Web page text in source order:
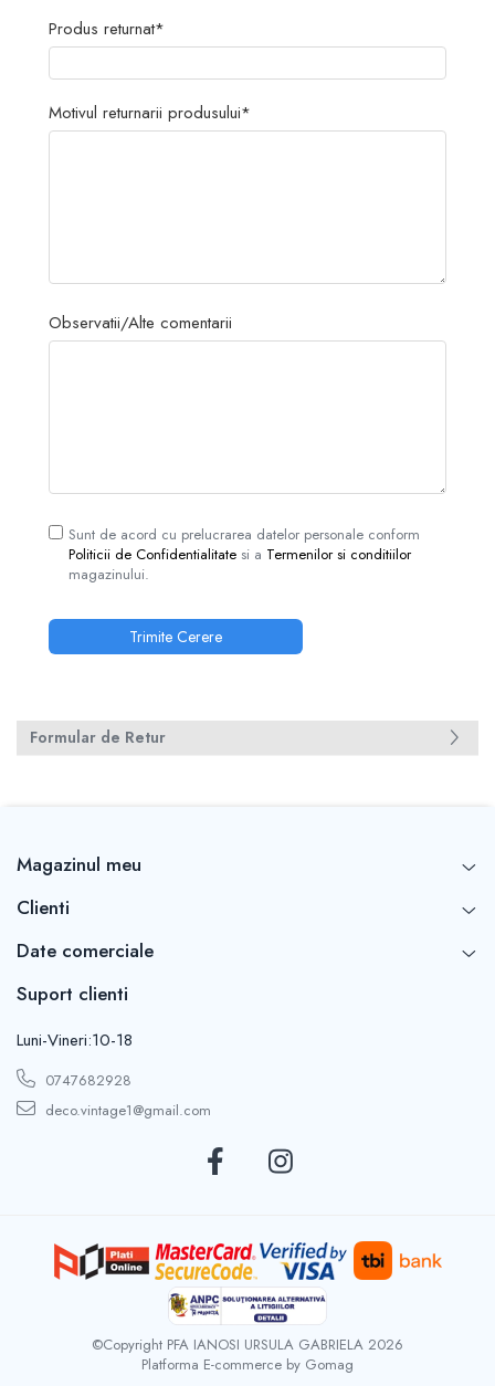
Produs returnat*
Motivul returnarii produsului*
Observatii/Alte comentarii
Sunt de acord cu prelucrarea datelor personale conform
Politicii de Confidentialitate si a Termenilor si conditiilor
magazinului.
Formular de Retur
Magazinul meu
Clienti
Date comerciale
Suport clienti
Luni-Vineri:10-18
0747682928
deco.vintage1@gmail.com
©Copyright PFA IANOSI URSULA GABRIELA 2026
Platforma E-commerce by Gomag